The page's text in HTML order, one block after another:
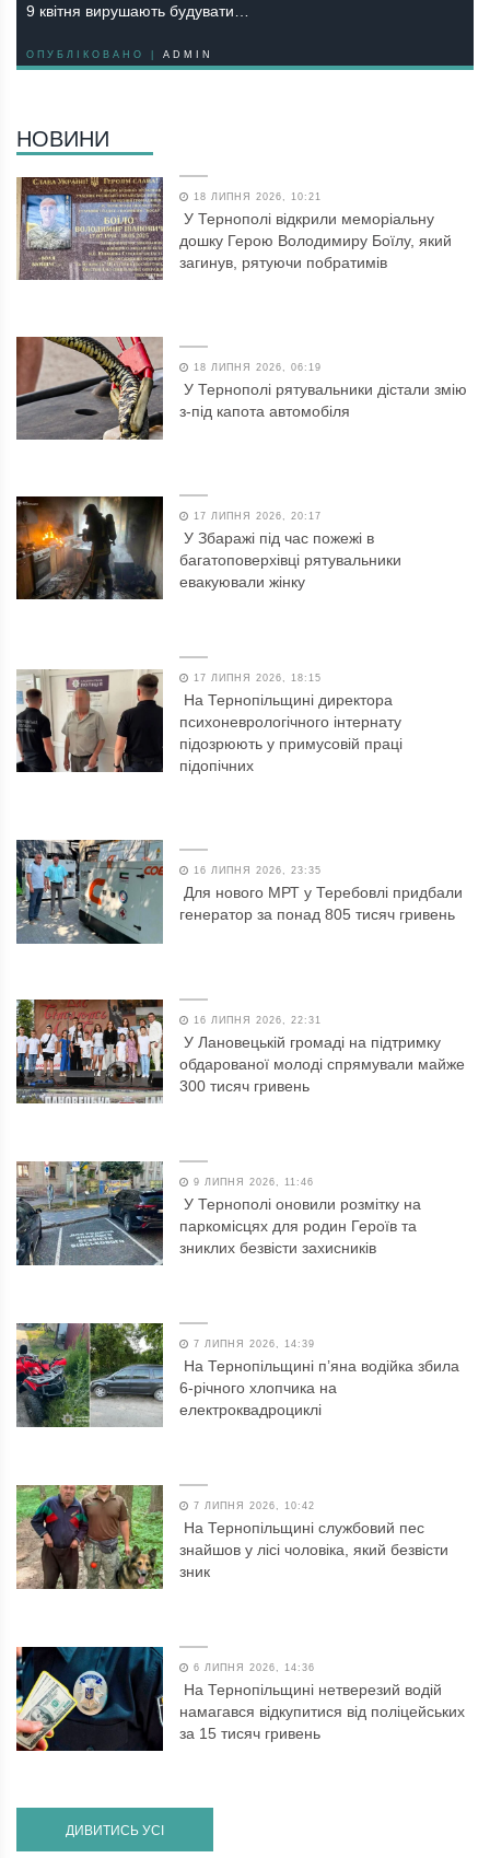
9 квітня вирушають будувати…
ОПУБЛІКОВАНО | ADMIN
НОВИНИ
18 ЛИПНЯ 2026, 10:21
У Тернополі відкрили меморіальну
дошку Герою Володимиру Боїлу, який
загинув, рятуючи побратимів
18 ЛИПНЯ 2026, 06:19
У Тернополі рятувальники дістали змію
з-під капота автомобіля
17 ЛИПНЯ 2026, 20:17
У Збаражі під час пожежі в
багатоповерхівці рятувальники
евакуювали жінку
17 ЛИПНЯ 2026, 18:15
На Тернопільщині директора
психоневрологічного інтернату
підозрюють у примусовій праці
підопічних
16 ЛИПНЯ 2026, 23:35
Для нового МРТ у Теребовлі придбали
генератор за понад 805 тисяч гривень
16 ЛИПНЯ 2026, 22:31
У Лановецькій громаді на підтримку
обдарованої молоді спрямували майже
300 тисяч гривень
9 ЛИПНЯ 2026, 11:46
У Тернополі оновили розмітку на
паркомісцях для родин Героїв та
зниклих безвісти захисників
7 ЛИПНЯ 2026, 14:39
На Тернопільщині п’яна водійка збила
6-річного хлопчика на
електроквадроциклі
7 ЛИПНЯ 2026, 10:42
На Тернопільщині службовий пес
знайшов у лісі чоловіка, який безвісти
зник
6 ЛИПНЯ 2026, 14:36
На Тернопільщині нетверезий водій
намагався відкупитися від поліцейських
за 15 тисяч гривень
ДИВИТИСЬ УСІ